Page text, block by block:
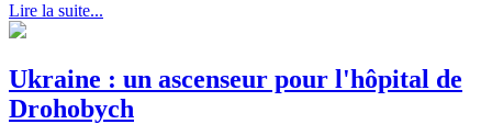
Lire la suite...
Ukraine : un ascenseur pour l'hôpital de
Drohobych